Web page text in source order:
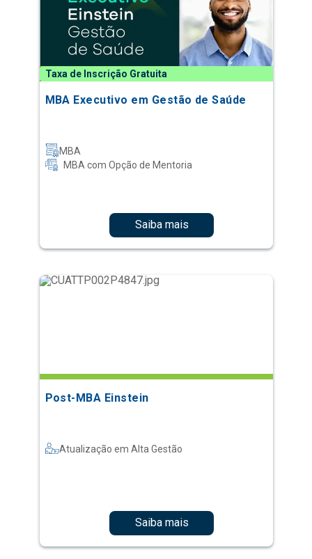
Taxa de Inscrição Gratuita
MBA Executivo em Gestão de Saúde
MBA
MBA com Opção de Mentoria
Saiba mais
Post-MBA Einstein
Atualização em Alta Gestão
Saiba mais